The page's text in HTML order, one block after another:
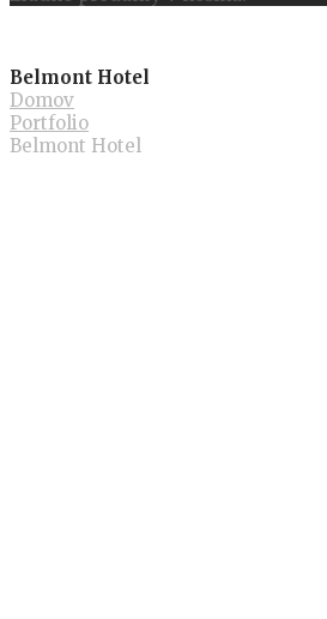
Belmont Hotel
Domov
Portfolio
Belmont Hotel